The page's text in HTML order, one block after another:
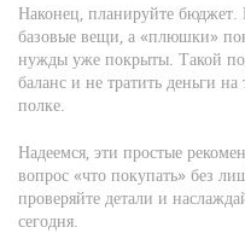
Наконец, планируйте
базовые вещи, а «плюшки»
нужды уже покрыты. Такой
баланс и не тратить деньги
полке.
Надеемся, эти простые
вопрос «что покупать» без
проверяйте детали и
сегодня.